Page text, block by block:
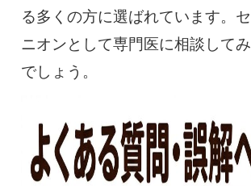
る多くの方に選ばれています。
ニオンとして専門医に相談して
でしょう。